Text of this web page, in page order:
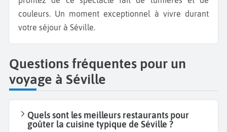
couleurs. Un moment exceptionnel à vivre durant
votre séjour à Séville.
Questions fréquentes pour un
voyage à Séville
Quels sont les meilleurs restaurants pour
goûter la cuisine typique de Séville ?